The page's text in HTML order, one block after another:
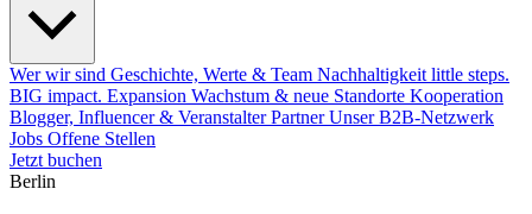
Wer wir sind Geschichte, Werte & Team Nachhaltigkeit little steps.
BIG impact. Expansion Wachstum & neue Standorte Kooperation
Blogger, Influencer & Veranstalter Partner Unser B2B-Netzwerk
Jobs Offene Stellen
Jetzt buchen
Berlin